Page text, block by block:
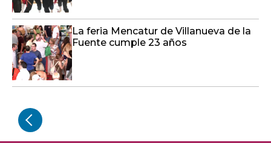
La feria Mencatur de Villanueva de la
Fuente cumple 23 años